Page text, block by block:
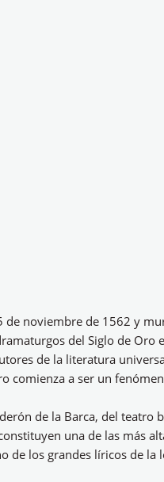
de noviembre de 1562 y
del Siglo de Oro
de la literatura
comienza a ser un
de la Barca, del teatro
una de las más
de los grandes líricos de la